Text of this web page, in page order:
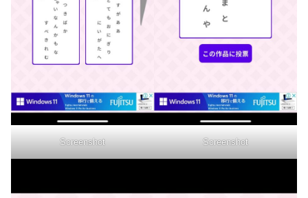
Screenshot Screenshot